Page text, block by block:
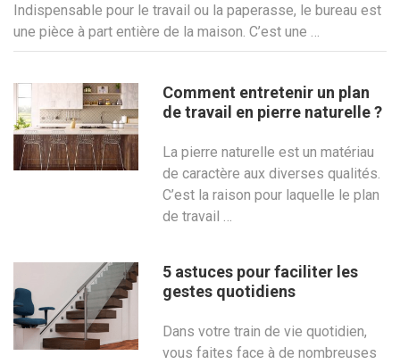
Indispensable pour le travail ou la paperasse, le bureau est
une pièce à part entière de la maison. C’est une …
Comment entretenir un plan
de travail en pierre naturelle ?
La pierre naturelle est un matériau
de caractère aux diverses qualités.
C’est la raison pour laquelle le plan
de travail …
5 astuces pour faciliter les
gestes quotidiens
Dans votre train de vie quotidien,
vous faites face à de nombreuses